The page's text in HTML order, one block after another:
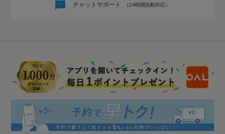
チャットサポート （24時間自動対応）